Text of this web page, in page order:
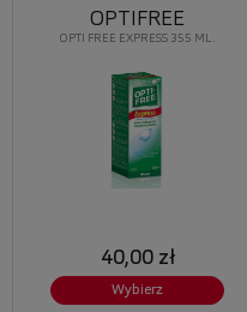
OPTI FREE EXPRESS 355 ML.
OPTIFREE
40,00 zł
Wybierz